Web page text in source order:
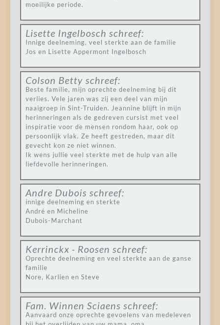
moeilijke periode.
Lisette Ingelbosch schreef:
Innige deelneming, veel sterkte aan de familie
Jos en Lisette Appermont Ingelbosch
Colson Betty schreef:
Beste familie, mijn oprechte deelneming bij dit
verlies. Vele jaren was zij een deel van mijn
naaigroep in Sint-Truiden. Jeannine blijft in mijn
herinneringen als de gedreven cursist met veel
inspiratie voor de mensen rondom haar, ook op
persoonlijk vlak. Ze heeft gestreden, maar dit
gevecht kon ze niet winnen.
Ik wens jullie veel sterkte met de hulp van alle
liefdevolle herinneringen.
Andre Dubois schreef:
innige deelneming en sterkte
André en Micheline
Dubois-Marchant
Kerrinckx - Roosen schreef:
Oprechte deelneming en veel sterkte aan de ganse
familie
Nore, Karlien en Steve
Fam. Winnen Sciaens schreef:
Aanvaard onze oprechte gevoelens van medeleven